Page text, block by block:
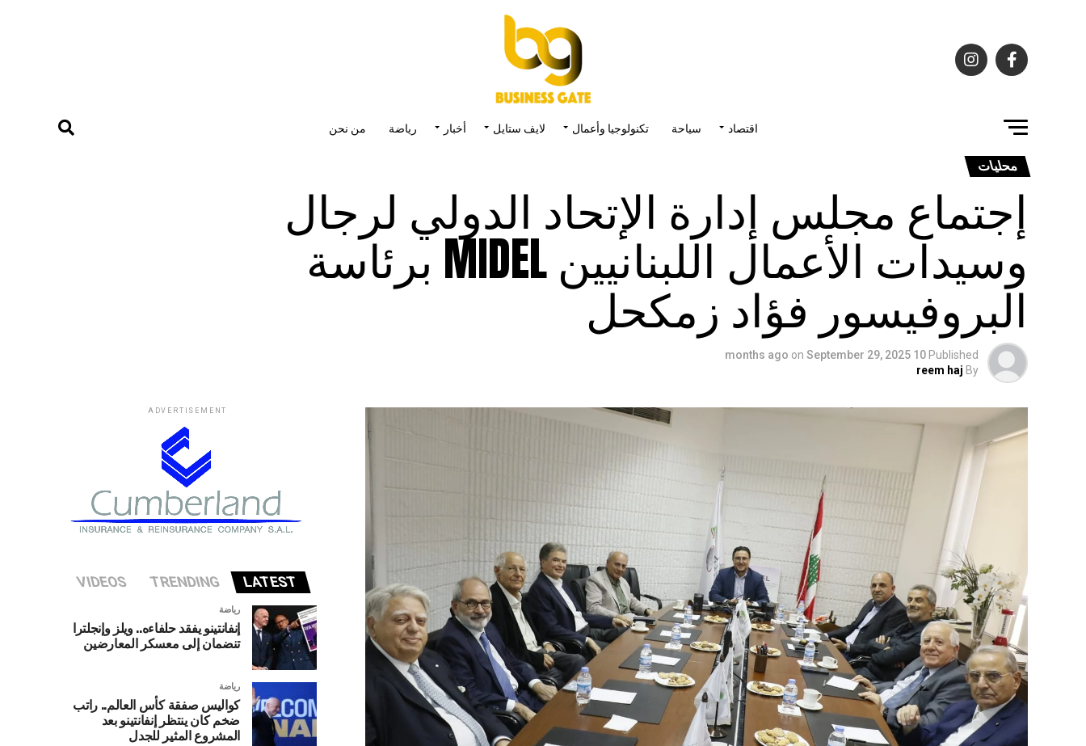
اقتصاد سياحة تكنولوجيا وأعمال لايف ستايل أخبار رياضة من نحن
محليات
إجتماع مجلس إدارة الإتحاد الدولي لرجال
وسيدات الأعمال اللبنانيين MIDEL برئاسة
البروفيسور فؤاد زمكحل
Published
10 months ago
on September 29, 2025
By
reem haj
ADVERTISEMENT
LATEST
TRENDING
VIDEOS
رياضة
إنفانتينو يفقد حلفاءه.. ويلز وإنجلترا
تنضمان إلى معسكر المعارضين
رياضة
كواليس صفقة كأس العالم.. راتب
ضخم كان ينتظر إنفانتينو بعد
المشروع المثير للجدل